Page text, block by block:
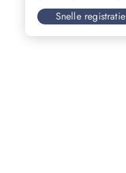
Snelle registratie